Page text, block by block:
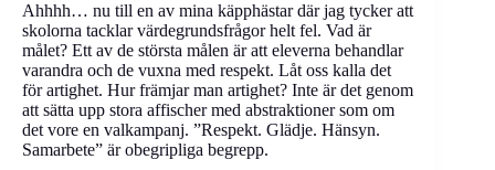
Ahhhh… nu till en av mina käpphästar där jag tycker att
skolorna tacklar värdegrundsfrågor helt fel. Vad är
målet? Ett av de största målen är att eleverna behandlar
varandra och de vuxna med respekt. Låt oss kalla det
för artighet. Hur främjar man artighet? Inte är det genom
att sätta upp stora affischer med abstraktioner som om
det vore en valkampanj. ”Respekt. Glädje. Hänsyn.
Samarbete” är obegripliga begrepp.